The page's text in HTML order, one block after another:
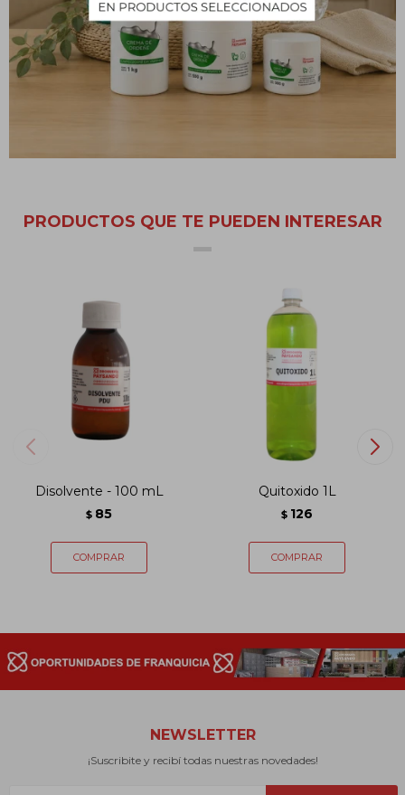
de alcohol en tres partes de agua, pulverizar y frotar. El brillo
aparecerá sin esfuerzos luego de su aplicación.
Para recuperar el brillo de los suelos de madera o parqué,
prepara una mezcla de aceite de linaza y alcohol azul en partes
PRODUCTOS QUE TE PUEDEN INTERESAR
Disolvente - 100 mL
$ 85
Quitoxido 1L
$ 126
NEWSLETTER
¡Suscribite y recibí todas nuestras novedades!